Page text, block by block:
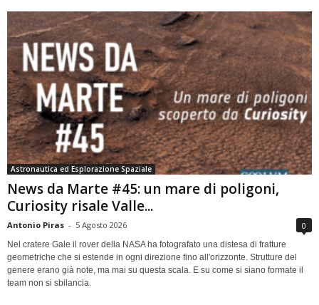
Astronautica ed Esplorazione Spaziale
News da Marte #45: un mare di poligoni,
Curiosity risale Valle...
Antonio Piras - 5 Agosto 2026 0
Nel cratere Gale il rover della NASA ha fotografato una distesa di fratture
geometriche che si estende in ogni direzione fino all'orizzonte. Strutture del
genere erano già note, ma mai su questa scala. E su come si siano formate il
team non si sbilancia.